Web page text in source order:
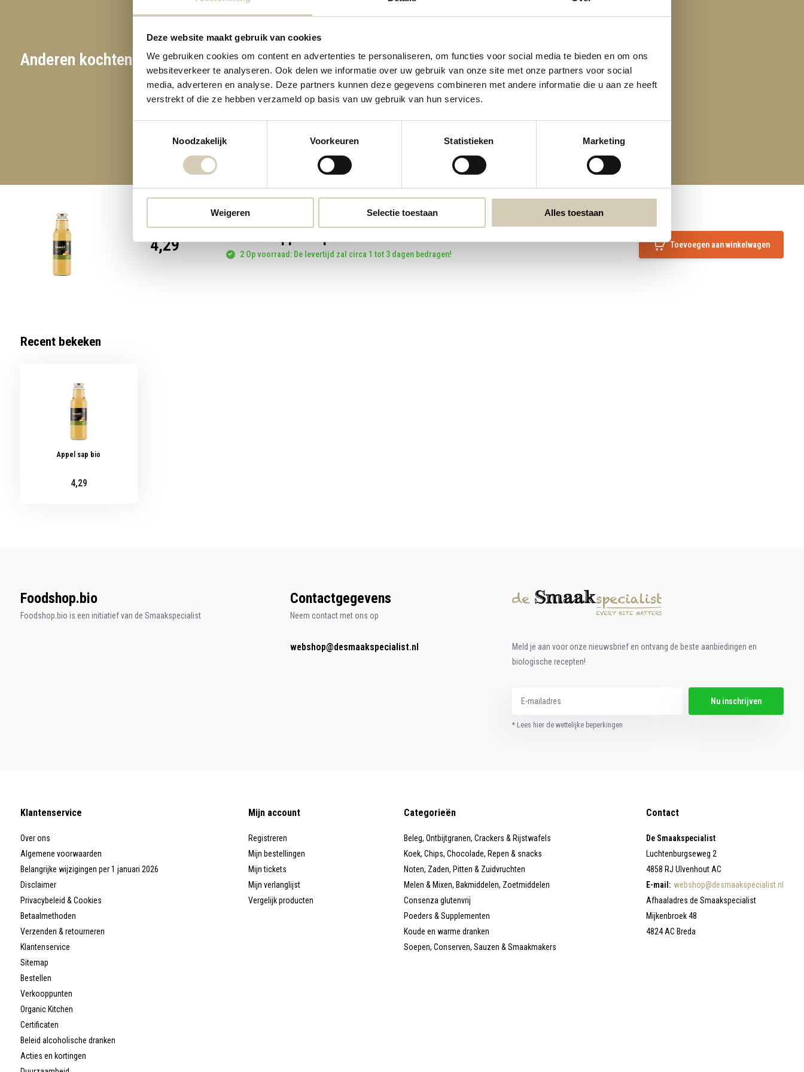
Deze website maakt gebruik van cookies
We gebruiken cookies om content en advertenties te personaliseren, om functies voor social media te bieden en om ons
websiteverkeer te analyseren. Ook delen we informatie over uw gebruik van onze site met onze partners voor social
media, adverteren en analyse. Deze partners kunnen deze gegevens combineren met andere informatie die u aan ze heeft
verstrekt of die ze hebben verzameld op basis van uw gebruik van hun services.
Noodzakelijk
Voorkeuren Statistieken Marketing
Weigeren Selectie toestaan Alles toestaan
Anderen kochten ook
Espresso Sicilia - 100% Arabica bio
12,49
Sinaasappel sap bio
4,89
4,29 Smaakt Appel sap bio
2 Op voorraad: De levertijd zal circa 1 tot 3 dagen bedragen!
Toevoegen aan winkelwagen
Recent bekeken
Appel sap bio
4,29
Foodshop.bio
Foodshop.bio is een initiatief van de Smaakspecialist
Contactgegevens
Neem contact met ons op
webshop@desmaakspecialist.nl
Meld je aan voor onze nieuwsbrief en ontvang de beste aanbiedingen en
biologische recepten!
Nu inschrijven
* Lees hier de wettelijke beperkingen
Klantenservice
Over ons
Algemene voorwaarden
Belangrijke wijzigingen per 1 januari 2026
Disclaimer
Privacybeleid & Cookies
Betaalmethoden
Verzenden & retourneren
Klantenservice
Sitemap
Bestellen
Verkooppunten
Organic Kitchen
Certificaten
Beleid alcoholische dranken
Acties en kortingen
Mijn account
Registreren
Mijn bestellingen
Mijn tickets
Mijn verlanglijst
Vergelijk producten
Categorieën
Beleg, Ontbijtgranen, Crackers & Rijstwafels
Koek, Chips, Chocolade, Repen & snacks
Noten, Zaden, Pitten & Zuidvruchten
Melen & Mixen, Bakmiddelen, Zoetmiddelen
Consenza glutenvrij
Poeders & Supplementen
Koude en warme dranken
Soepen, Conserven, Sauzen & Smaakmakers
Contact
De Smaakspecialist
Luchtenburgseweg 2
4858 RJ Ulvenhout AC
E-mail: webshop@desmaakspecialist.nl
Afhaaladres de Smaakspecialist
Mijkenbroek 48
4824 AC Breda